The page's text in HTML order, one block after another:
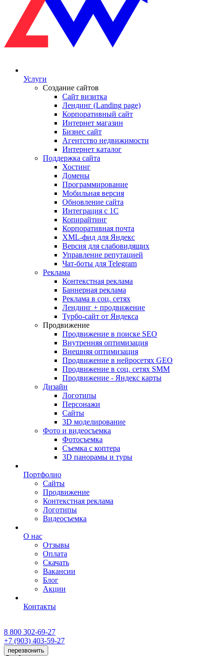
Услуги
Создание сайтов
Сайт визитка
Лендинг (Landing page)
Корпоративный сайт
Интернет магазин
Бизнес сайт
Агентство недвижимости
Интернет каталог
Поддержка сайта
Хостинг
Домены
Программирование
Мобильная версия
Обновление сайта
Интеграция с 1С
Копирайтинг
Корпоративная почта
XML-фид для Яндекс
Версия для слабовидящих
Управление репутацией
Чат-боты для Telegram
Реклама
Контекстная реклама
Баннерная реклама
Реклама в соц. сетях
Лендинг + продвижение
Турбо-сайт от Яндекса
Продвижение
Продвижение в поиске SEO
Внутренняя оптимизация
Внешняя оптимизация
Продвижение в нейросетях GEO
Продвижение в соц. сетях SMM
Продвижение - Яндекс карты
Дизайн
Логотипы
Персонажи
Сайты
3D моделирование
Фото и видеосъемка
Фотосъемка
Съемка с коптера
3D панорамы и туры
Портфолио
Сайты
Продвижение
Контекстная реклама
Логотипы
Видеосъемка
О нас
Отзывы
Оплата
Скачать
Вакансии
Блог
Акции
Контакты
8 800 302-69-27
+7 (903) 403-59-27
перезвонить